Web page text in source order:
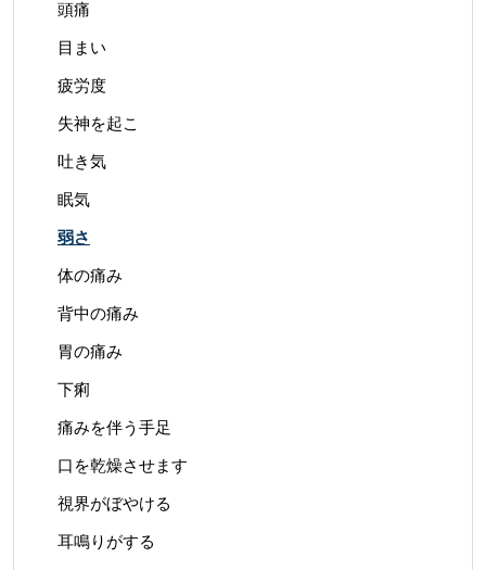
頭痛
目まい
疲労度
失神を起こ
吐き気
眠気
弱さ
体の痛み
背中の痛み
胃の痛み
下痢
痛みを伴う手足
口を乾燥させます
視界がぼやける
耳鳴りがする